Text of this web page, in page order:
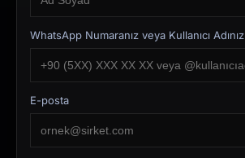
WhatsApp Numaranız veya Kullanıcı Adınız
E-posta